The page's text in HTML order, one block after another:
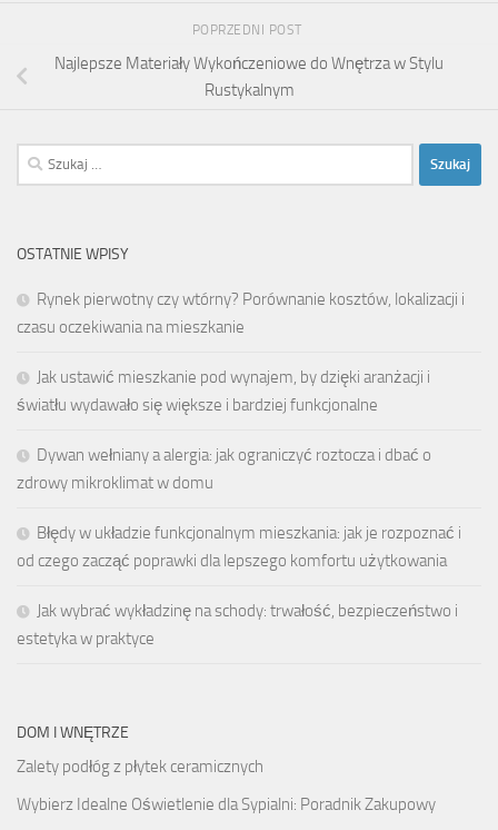
POPRZEDNI POST
Najlepsze Materiały Wykończeniowe do Wnętrza w Stylu
Rustykalnym
Szukaj:
OSTATNIE WPISY
Rynek pierwotny czy wtórny? Porównanie kosztów, lokalizacji i
czasu oczekiwania na mieszkanie
Jak ustawić mieszkanie pod wynajem, by dzięki aranżacji i
światłu wydawało się większe i bardziej funkcjonalne
Dywan wełniany a alergia: jak ograniczyć roztocza i dbać o
zdrowy mikroklimat w domu
Błędy w układzie funkcjonalnym mieszkania: jak je rozpoznać i
od czego zacząć poprawki dla lepszego komfortu użytkowania
Jak wybrać wykładzinę na schody: trwałość, bezpieczeństwo i
estetyka w praktyce
DOM I WNĘTRZE
Zalety podłóg z płytek ceramicznych
Wybierz Idealne Oświetlenie dla Sypialni: Poradnik Zakupowy